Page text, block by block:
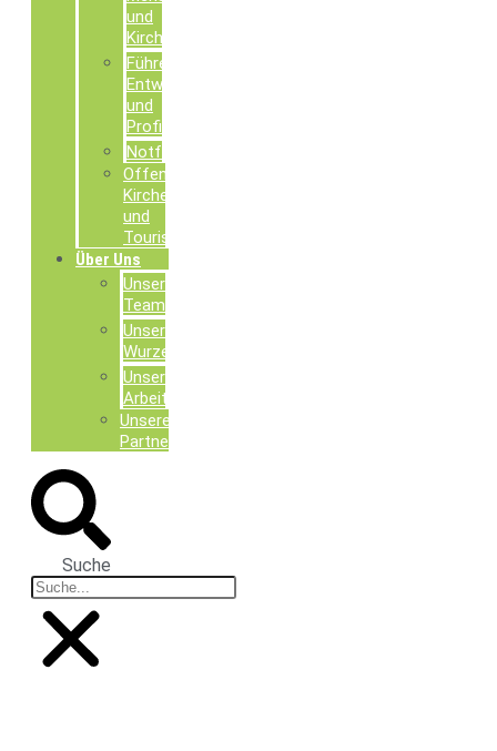
und
Kirche
Führen,
Entwickeln
und
Profilieren
Notfallseelsorge
Offene
Kirchen
und
Tourismusseelsorge
Über Uns
Unser
Team
Unsere
Wurzeln
Unsere
Arbeit
Unsere
Partner
Suche